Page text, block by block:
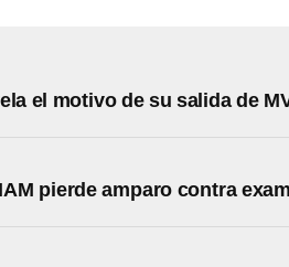
el motivo de su salida de
pierde amparo contra